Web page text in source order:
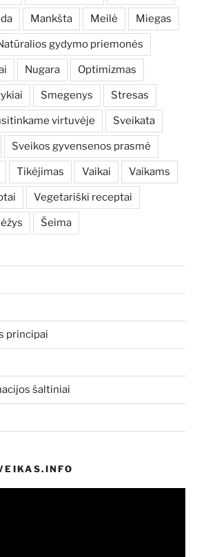
Mankšta Meilė Miegas
gydymo priemonės
Nugara Optimizmas
Smegenys Stresas
virtuvėje Sveikata
Sveikos gyvensenos prasmė
Tikėjimas Vaikai Vaikams
Vegetariški receptai
Šeima
principai
šaltiniai